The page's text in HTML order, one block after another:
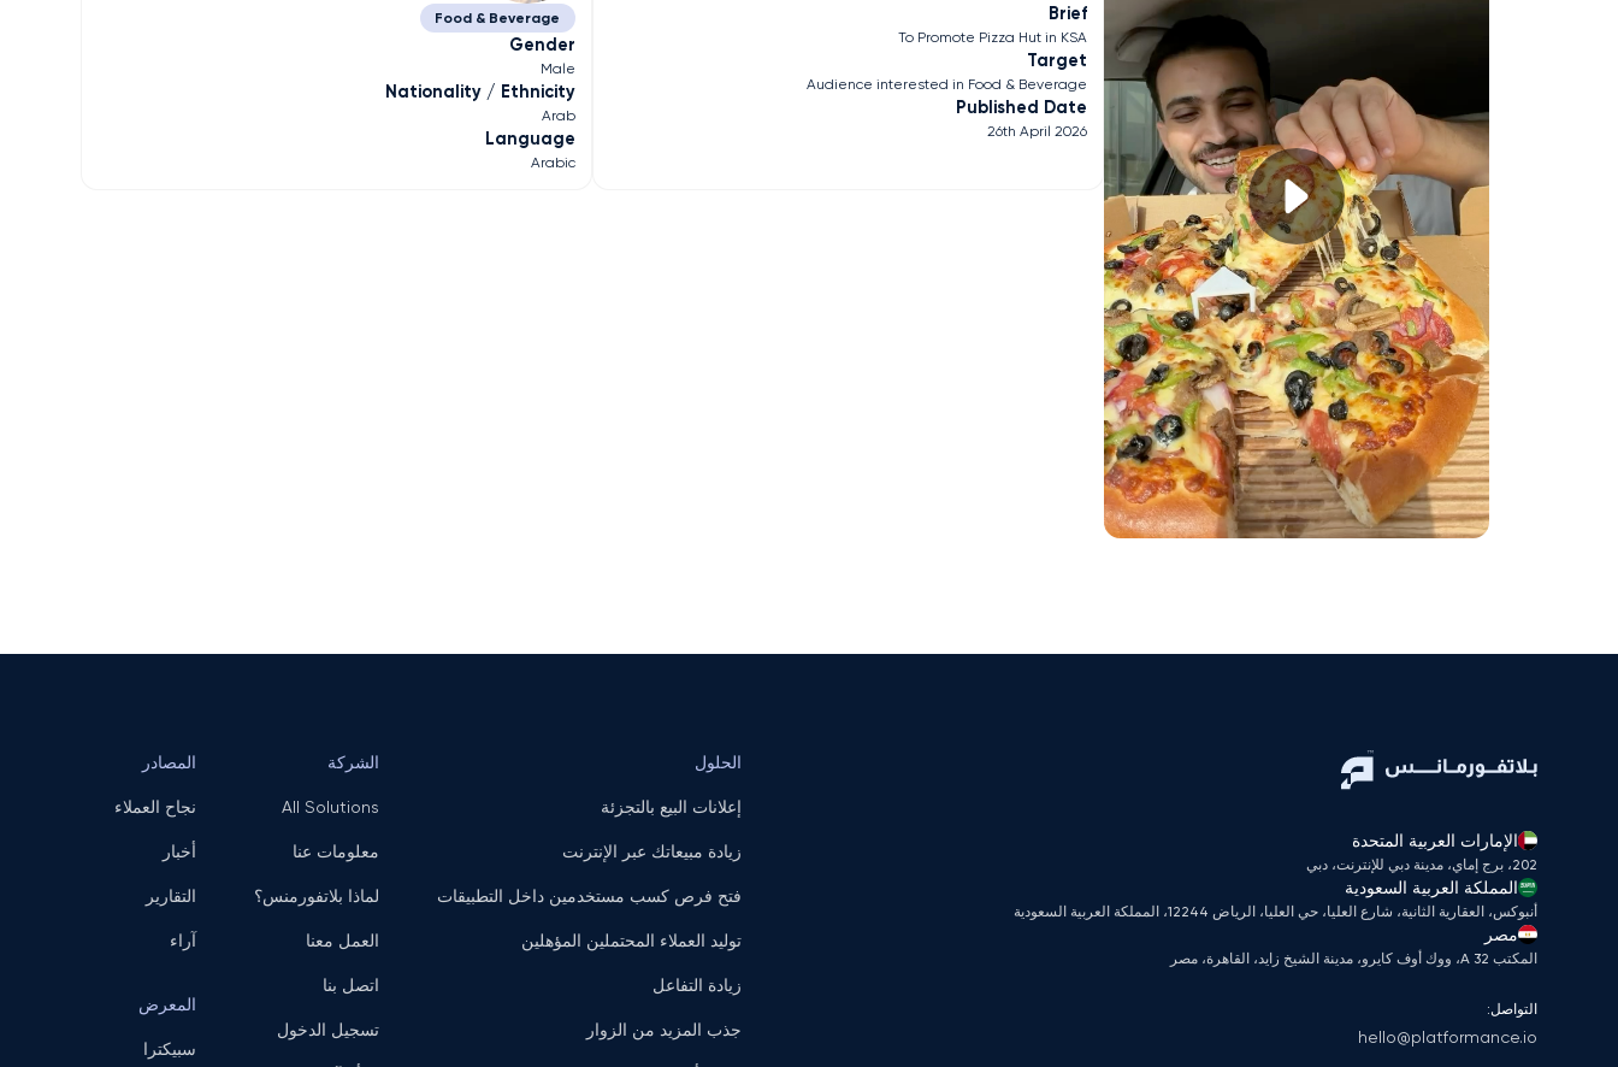
Brief
To Promote Pizza Hut in KSA
Target
Audience interested in Food & Beverage
Published Date
26th April 2026
Food & Beverage
Gender
Male
Nationality / Ethnicity
Arab
Language
Arabic
الإمارات العربية المتحدة
202، برج إماي، مدينة دبي للإنترنت، دبي
المملكة العربية السعودية
أنبوكس، العقارية الثانية، شارع العليا، حي العليا، الرياض 12244، المملكة العربية السعودية
مصر
المكتب A 32، ووك أوف كايرو، مدينة الشيخ زايد، القاهرة، مصر
التواصل:
hello@platformance.io
الحلول
إعلانات البيع بالتجزئة
زيادة مبيعاتك عبر الإنترنت
فتح فرص كسب مستخدمين داخل التطبيقات
توليد العملاء المحتملين المؤهلين
زيادة التفاعل
جذب المزيد من الزوار
الشركة
All Solutions
معلومات عنا
لماذا بلاتفورمنس؟
العمل معنا
اتصل بنا
تسجيل الدخول
المصادر
نجاح العملاء
أخبار
التقارير
آراء
المعرض
سبيكترا